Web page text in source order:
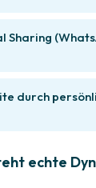
Sharing
durch
echte